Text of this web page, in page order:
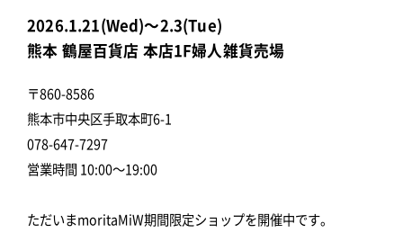
2026.1.21(Wed)～2.3(Tue)
熊本 鶴屋百貨店 本店1F婦人雑貨売場
〒860-8586
熊本市中央区手取本町6-1
078-647-7297
営業時間 10:00～19:00
ただいまmoritaMiW期間限定ショップを開催中です。